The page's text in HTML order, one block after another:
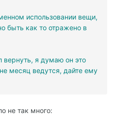
использовании вещи,
быть как то отражено в
вернуть, я думаю он это
месяц ведутся, дайте ему
не так много: